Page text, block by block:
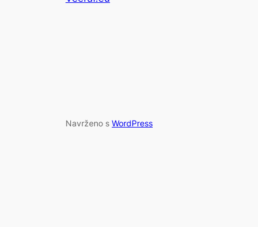
Navrženo s WordPress